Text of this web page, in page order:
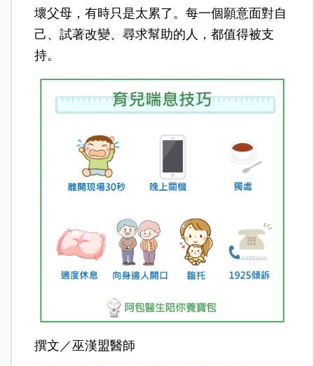
壞父母，有時只是太累了。每一個願意面對自
己、試著改變、尋求幫助的人，都值得被支
持。
撰文／巫漢盟醫師